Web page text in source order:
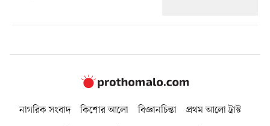
নাগরিক সংবাদ কিশোর আলো বিজ্ঞানচিন্তা
প্রথম আলো ট্রাস্ট